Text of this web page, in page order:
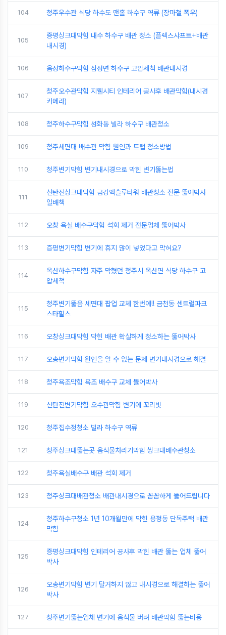
104 청주우수관 식당 하수도 맨홀 하수구 역류 (장마철 폭우)
105
증평싱크대막힘 내수 하수구 배관 청소 (플렉스샤프트+배관
내시경)
106 음성하수구막힘 삼성면 하수구 고압세척 배관내시경
107
청주오수관막힘 지웰시티 인테리어 공사후 배관막힘(내시경
카메라)
108 청주하수구막힘 성화동 빌라 하수구 배관청소
109 청주세면대 배수관 막힘 원인과 트랩 청소방법
110 청주변기막힘 변기내시경으로 막힌 변기뚫는법
111
신탄진싱크대막힘 금강엑슬루타워 배관청소 전문 뚫어박사
일배책
112 오창 욕실 배수구막힘 석회 제거 전문업체 뚫어박사
113 증평변기막힘 변기에 휴지 많이 넣었다고 막혀요?
114
옥산하수구막힘 자주 막혔던 청주시 옥산면 식당 하수구 고
압세척
115
청주변기뚫음 세면대 팝업 교체 한번에!! 금천동 센트럴파크
스타힐스
116 오창싱크대막힘 막힌 배관 확실하게 청소하는 뚫어박사
117 오송변기막힘 원인을 알 수 없는 문제 변기내시경으로 해결
118 청주욕조막힘 욕조 배수구 교체 뚫어박사
119 신탄진변기막힘 오수관막힘 변기에 꼬리빗
120 청주집수정청소 빌라 하수구 역류
121 청주싱크대뚫는곳 음식물처리기막힘 씽크대배수관청소
122 청주욕실배수구 배관 석회 제거
123 청주싱크대배관청소 배관내시경으로 꼼꼼하게 뚫어드립니다
124
청주하수구청소 1년 10개월만에 막힌 용정동 단독주택 배관
막힘
125
증평싱크대막힘 인테리어 공사후 막힌 배관 뚫는 업체 뚫어
박사
126
오송변기막힘 변기 탈거하지 않고 내시경으로 해결하는 뚫어
박사
127 청주변기뚫는업체 변기에 음식물 버려 배관막힘 뚫는비용